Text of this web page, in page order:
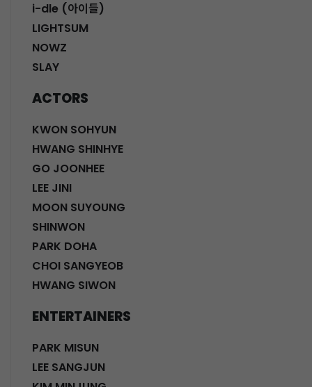
i-dle (아이들)
LIGHTSUM
NOWZ
SLAY
ACTORS
KWON SOHYUN
HWANG SHINHYE
GO JOONHEE
LEE JINI
MOON SUYOUNG
SHINWON
PARK DOHA
CHOI SANGYEOB
HWANG SIWON
ENTERTAINERS
PARK MISUN
LEE SANGJUN